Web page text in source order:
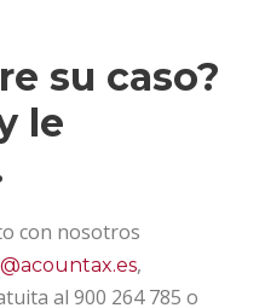
su caso?
le
con nosotros
,
al 900 264 785 o